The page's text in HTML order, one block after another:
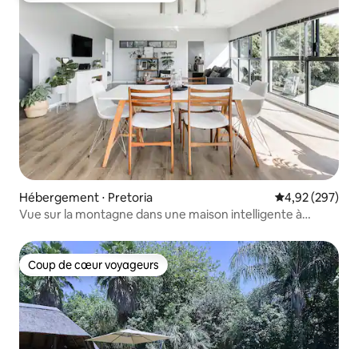
Hébergement ⋅ Pretoria Évaluation
4,92 (297)
Vue sur la montagne dans une maison intelligente à
Coup de cœur voyageurs
Coup de cœur voyageurs